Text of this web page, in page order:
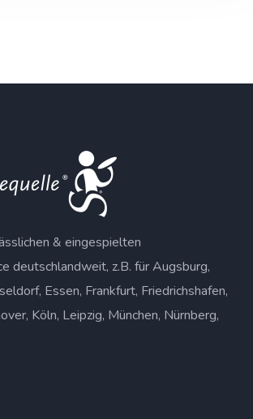
& eingespielten
deutschlandweit, z.B. für Augsburg,
Essen, Frankfurt, Friedrichshafen,
Köln, Leipzig, München, Nürnberg,